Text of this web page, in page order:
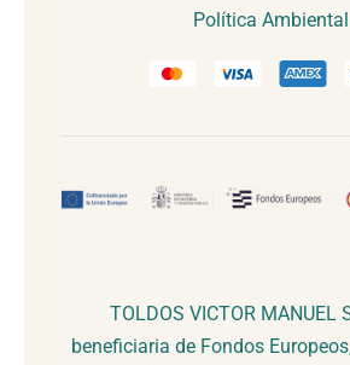
Política Ambiental
TOLDOS VICTOR MANUEL
beneficiaria de Fondos